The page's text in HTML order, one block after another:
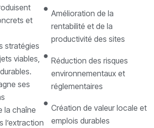
et
stratégies
viables,
ses
la chaîne
l’extraction
Amélioration de la
rentabilité et de la
productivité des sites
Réduction des risques
environnementaux et
réglementaires
Création de valeur locale et
emplois durables